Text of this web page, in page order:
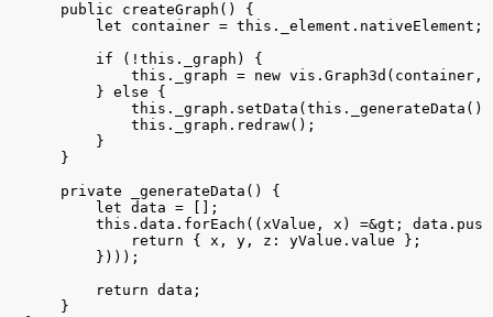
    public createGraph() {
        let container = this._element.nativeElement;
        if (!this._graph) {
this._graph = new
        } else {
            this._graph.redraw();
        }
    }
    private _generateData() {
        let data = [];
this.data.forEach((xValue, x) =&gt;
            return { x, y, z: yValue.value };
        })));
        return data;
    }